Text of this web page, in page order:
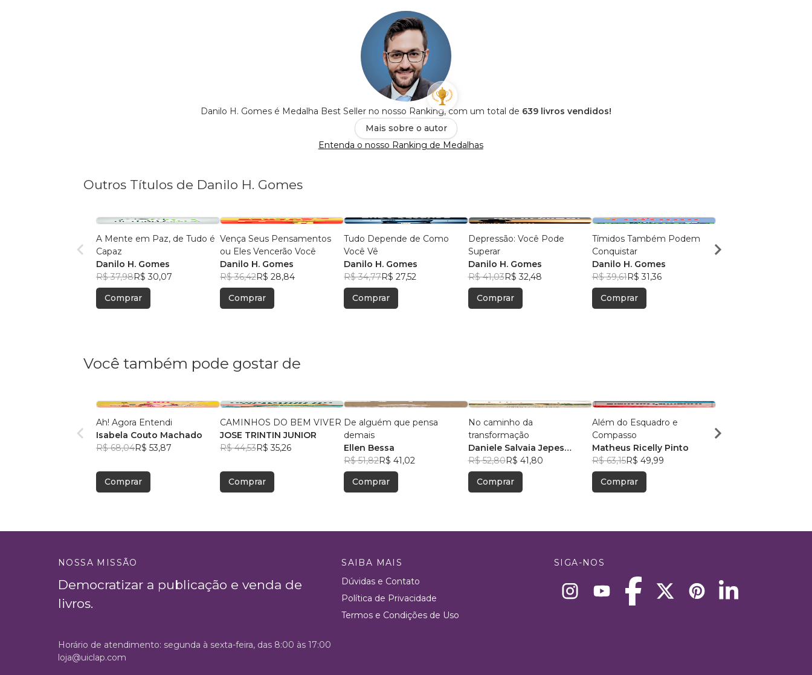
Danilo H. Gomes é Medalha Best Seller no nosso Ranking, com um total de 639 livros vendidos!
Mais sobre o autor
Entenda o nosso Ranking de Medalhas
Outros Títulos de Danilo H. Gomes
A Mente em Paz, de Tudo é
Capaz
Danilo H. Gomes
R$ 37,98R$ 30,07
Comprar
Vença Seus Pensamentos
ou Eles Vencerão Você
Danilo H. Gomes
R$ 36,42R$ 28,84
Comprar
Tudo Depende de Como
Você Vê
Danilo H. Gomes
R$ 34,77R$ 27,52
Comprar
Depressão: Você Pode
Superar
Danilo H. Gomes
R$ 41,03R$ 32,48
Comprar
Tímidos Também Podem
Conquistar
Danilo H. Gomes
R$ 39,61R$ 31,36
Comprar
Danilo H. Gomes
Você também pode gostar de
Ah! Agora Entendi
Isabela Couto Machado
R$ 68,04R$ 53,87
Comprar
CAMINHOS DO BEM VIVER
JOSE TRINTIN JUNIOR
R$ 44,53R$ 35,26
Comprar
De alguém que pensa
demais
Ellen Bessa
R$ 51,82R$ 41,02
Comprar
No caminho da
transformação
Daniele Salvaia Jepes
Rentroia
R$ 52,80R$ 41,80
Comprar
Além do Esquadro e
Compasso
Matheus Ricelly Pinto
R$ 63,15R$ 49,99
Comprar
Fortalecimento
NOSSA MISSÃO
Democratizar a publicação e venda de
livros.
SAIBA MAIS
Dúvidas e Contato
Política de Privacidade
Termos e Condições de Uso
SIGA-NOS
Horário de atendimento: segunda à sexta-feira, das 8:00 às 17:00
loja@uiclap.com